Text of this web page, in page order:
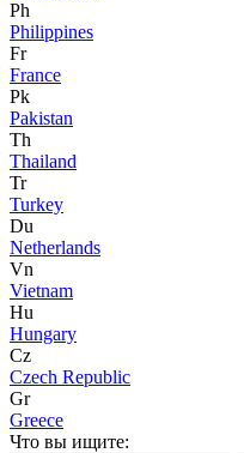
Ph
Philippines
Fr
France
Pk
Pakistan
Th
Thailand
Tr
Turkey
Du
Netherlands
Vn
Vietnam
Hu
Hungary
Cz
Czech Republic
Gr
Greece
Что вы ищите: